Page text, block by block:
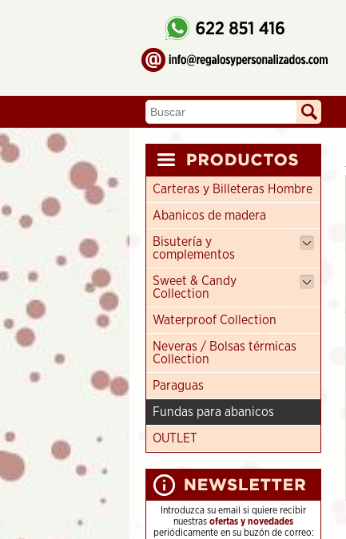
Carteras y Billeteras Hombre
Abanicos de madera
Bisutería y
complementos
Sweet & Candy
Collection
Waterproof Collection
Neveras / Bolsas térmicas
Collection
Paraguas
Fundas para abanicos
OUTLET
Introduzca su email si quiere recibir
nuestras ofertas y novedades
periódicamente en su buzón de correo: